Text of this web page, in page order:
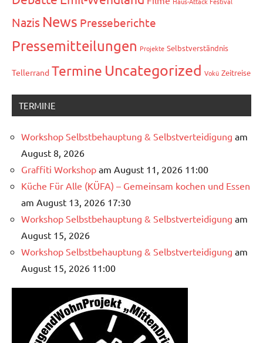
Nazis News Presseberichte
Pressemitteilungen Projekte Selbstverständnis
Tellerrand Termine Uncategorized Vokü Zeitreise
TERMINE
Workshop Selbstbehauptung & Selbstverteidigung am
August 8, 2026
Graffiti Workshop am August 11, 2026 11:00
Küche Für Alle (KÜFA) – Gemeinsam kochen und Essen
am August 13, 2026 17:30
Workshop Selbstbehauptung & Selbstverteidigung am
August 15, 2026
Workshop Selbstbehauptung & Selbstverteidigung am
August 15, 2026 11:00